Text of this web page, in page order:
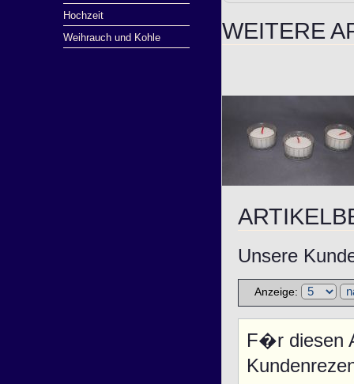
Hochzeit
Weihrauch und Kohle
WEITERE
Unsere
Anzeige:
F�r diesen